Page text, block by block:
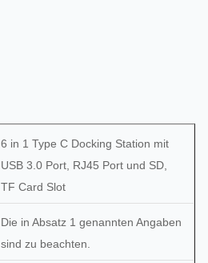
6 in 1 Type C Docking Station mit
USB 3.0 Port, RJ45 Port und SD,
TF Card Slot
Die in Absatz 1 genannten Angaben
sind zu beachten.